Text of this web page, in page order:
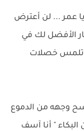
عمر ... لن أعترض
الأفضل لك في
تلمس خصلات
وجهه من الدموع
" أنا آسف